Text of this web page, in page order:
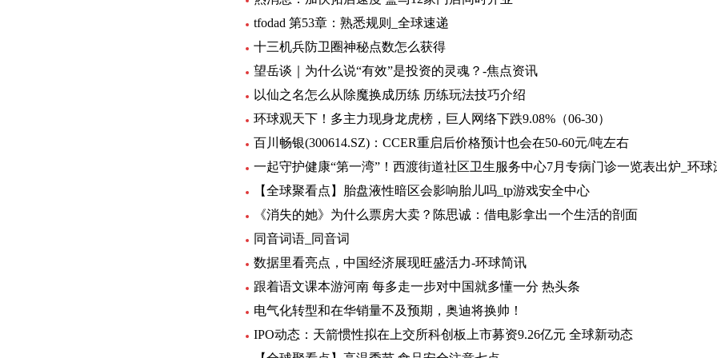
tfodad 第53章：熟悉规则_全球速递
十三机兵防卫圈神秘点数怎么获得
望岳谈｜为什么说“有效”是投资的灵魂？-焦点资讯
以仙之名怎么从除魔换成历练 历练玩法技巧介绍
环球观天下！多主力现身龙虎榜，巨人网络下跌9.08%（06-30）
百川畅银(300614.SZ)：CCER重启后价格预计也会在50-60元/吨左右
一起守护健康“第一湾”！西渡街道社区卫生服务中心7月专病门诊一览表出炉_环球
【全球聚看点】胎盘液性暗区会影响胎儿吗_tp游戏安全中心
《消失的她》为什么票房大卖？陈思诚：借电影拿出一个生活的剖面
同音词语_同音词
数据里看亮点，中国经济展现旺盛活力-环球简讯
跟着语文课本游河南 每多走一步对中国就多懂一分 热头条
电气化转型和在华销量不及预期，奥迪将换帅！
IPO动态：天箭惯性拟在上交所科创板上市募资9.26亿元 全球新动态